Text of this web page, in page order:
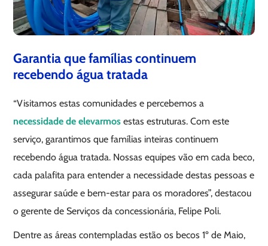
Garantia que famílias continuem
recebendo água tratada
“Visitamos estas comunidades e percebemos a
necessidade de elevarmos estas estruturas. Com este
serviço, garantimos que famílias inteiras continuem
recebendo água tratada. Nossas equipes vão em cada beco,
cada palafita para entender a necessidade destas pessoas e
assegurar saúde e bem-estar para os moradores”, destacou
o gerente de Serviços da concessionária, Felipe Poli.
Dentre as áreas contempladas estão os becos 1º de Maio,